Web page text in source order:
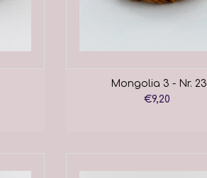
Mongolia 3 - Nr. 23
€9,20